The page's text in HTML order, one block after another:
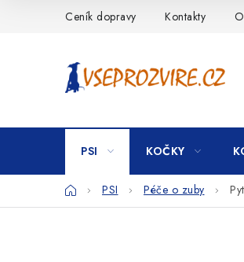
Ceník dopravy Kontakty
PSI KOČKY
DomůPSI Péče o zuby